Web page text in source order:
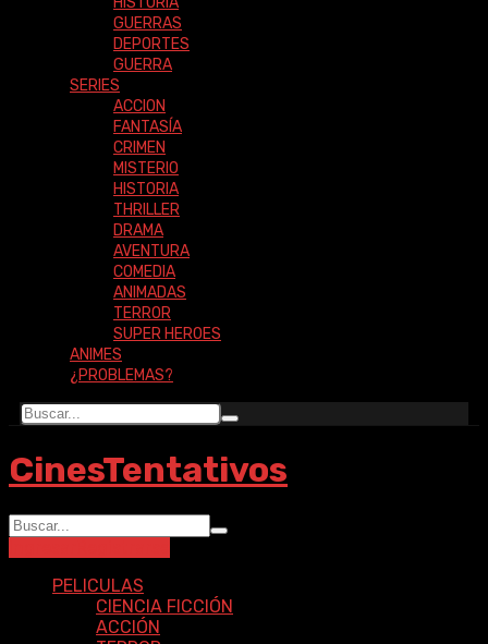
GUERRAS
DEPORTES
GUERRA
SERIES
ACCION
FANTASÍA
CRIMEN
MISTERIO
HISTORIA
THRILLER
DRAMA
AVENTURA
COMEDIA
ANIMADAS
TERROR
SUPER HEROES
ANIMES
¿PROBLEMAS?
CinesTentativos
PELICULAS
CIENCIA FICCIÓN
ACCIÓN